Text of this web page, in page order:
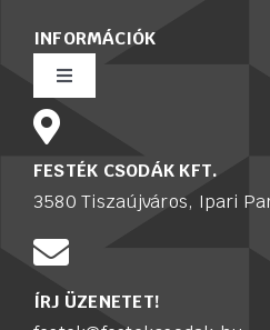
INFORMÁCIÓK
Toggle
Navigation
Rólunk
Értékesítő munkatársat
FESTÉK CSODÁK KFT.
3580 Tiszaújváros, Ipari
ÍRJ ÜZENETET!